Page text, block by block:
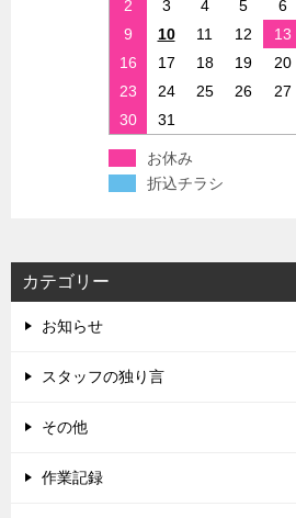
2
3 4 5 6
9
10 11 12 13
16
17 18 19 20
23
24 25 26 27
30
31
お休み
折込チラシ
カテゴリー
お知らせ
スタッフの独り言
その他
作業記録